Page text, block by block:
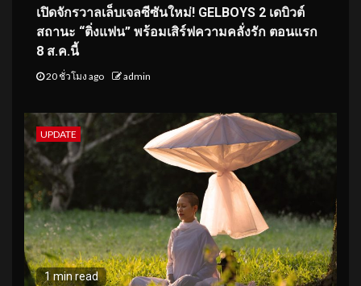
เปิดจักรวาลเล็บเจลซีซันใหม่! GELBOYS 2 เดบิวต์
สถานะ “ติ่งแฟน” พร้อมเสิร์ฟความคลั่งรัก ตอนแรก
8 ส.ค.นี้
20 ชั่วโมง ago admin
UPDATE
1 min read